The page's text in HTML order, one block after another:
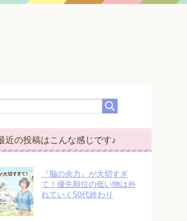
近の投稿はこんな感じです♪
『脳の余力』が大切すぎ
て！優先順位の低い物は外
れていく50代終わり